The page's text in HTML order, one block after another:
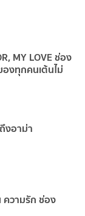
MY LOVE ช่อง
งทุกคนเต้นไม่
งอาม่า
ความรัก ช่อง